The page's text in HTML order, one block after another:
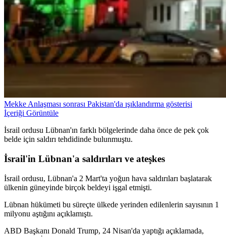
Mekke Anlaşması sonrası Pakistan'da ışıklandırma gösterisi
İçeriği Görüntüle
İsrail ordusu Lübnan'ın farklı bölgelerinde daha önce de pek çok
belde için saldırı tehdidinde bulunmuştu.
İsrail'in Lübnan'a saldırıları ve ateşkes
İsrail ordusu, Lübnan'a 2 Mart'ta yoğun hava saldırıları başlatarak
ülkenin güneyinde birçok beldeyi işgal etmişti.
Lübnan hükümeti bu süreçte ülkede yerinden edilenlerin sayısının 1
milyonu aştığını açıklamıştı.
ABD Başkanı Donald Trump, 24 Nisan'da yaptığı açıklamada,